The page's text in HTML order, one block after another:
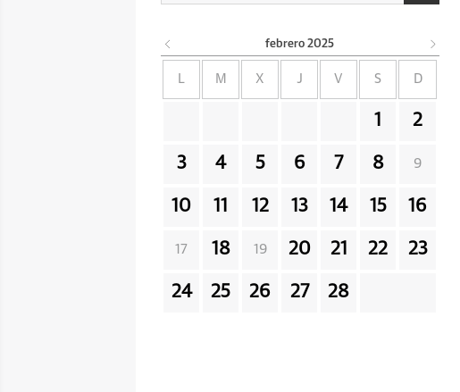
febrero 2025
L M X J V S D
1 2
3 4 5 6 7 8 9
10 11 12 13 14 15 16
17 18 19 20 21 22 23
24 25 26 27 28